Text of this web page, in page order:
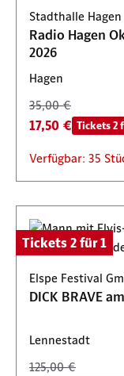
Stadthalle Hagen
Radio Hagen
2026
Hagen
35,00 €
17,50 € Tickets 2
Verfügbar: 35
Tickets 2 für 1
Elspe Festival
DICK BRAVE
Lennestadt
125,00 €